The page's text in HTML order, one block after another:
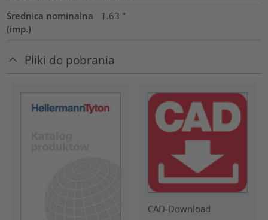
Średnica nominalna
(imp.)
1.63 "
Pliki do pobrania
CAD-Download